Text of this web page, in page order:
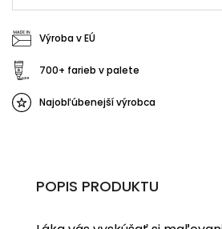
Výroba v EÚ
700+ farieb v palete
Najobľúbenejší výrobca
POPIS PRODUKTU